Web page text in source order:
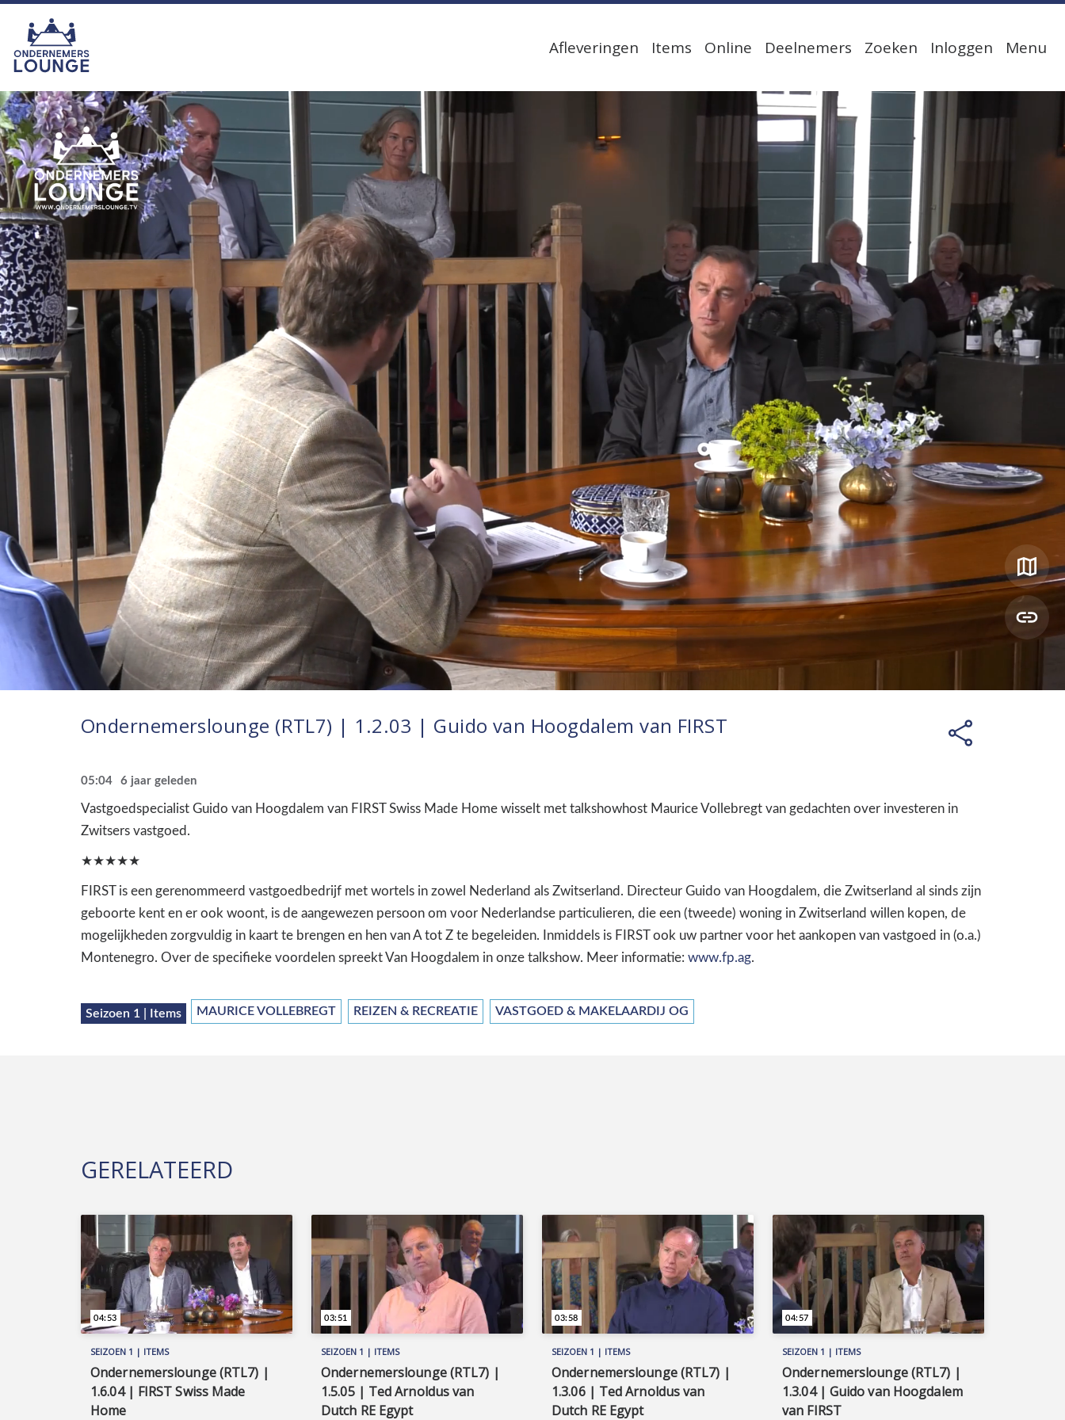
Afleveringen Items Online Deelnemers Zoeken Inloggen Menu
Ondernemerslounge (RTL7) | 1.2.03 | Guido van Hoogdalem van FIRST
05:04 6 jaar geleden
Vastgoedspecialist Guido van Hoogdalem van FIRST Swiss Made Home wisselt met talkshowhost Maurice Vollebregt van gedachten over investeren in
Zwitsers vastgoed.
★★★★★
FIRST is een gerenommeerd vastgoedbedrijf met wortels in zowel Nederland als Zwitserland. Directeur Guido van Hoogdalem, die Zwitserland al sinds zijn
geboorte kent en er ook woont, is de aangewezen persoon om voor Nederlandse particulieren, die een (tweede) woning in Zwitserland willen kopen, de
mogelijkheden zorgvuldig in kaart te brengen en hen van A tot Z te begeleiden. Inmiddels is FIRST ook uw partner voor het aankopen van vastgoed in (o.a.)
Montenegro. Over de specifieke voordelen spreekt Van Hoogdalem in onze talkshow. Meer informatie: www.fp.ag.
Seizoen 1 | Items MAURICE VOLLEBREGT REIZEN & RECREATIE VASTGOED & MAKELAARDIJ OG
GERELATEERD
SEIZOEN 1 | ITEMS
Ondernemerslounge (RTL7) |
1.6.04 | FIRST Swiss Made
Home
04:53
SEIZOEN 1 | ITEMS
Ondernemerslounge (RTL7) |
1.5.05 | Ted Arnoldus van
Dutch RE Egypt
03:51
SEIZOEN 1 | ITEMS
Ondernemerslounge (RTL7) |
1.3.06 | Ted Arnoldus van
Dutch RE Egypt
03:58
SEIZOEN 1 | ITEMS
Ondernemerslounge (RTL7) |
1.3.04 | Guido van Hoogdalem
van FIRST
04:57
van het seizoen was echter zonder
twijfel onze eigen ras-ondernemer
Hemmie Kerklingh (o.a. van
KAV2GO), die met zijn energie,
zien waarom hij nu eigenlijk een
vaste waarde binnen het
programma is en blijft. In het najaar
zijn we er met seizoen 16. U kijkt
dan ook weer toch?